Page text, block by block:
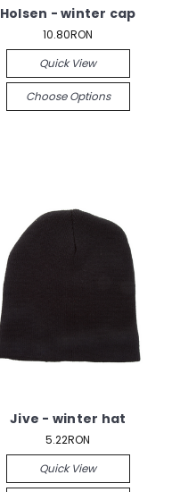
Holsen - winter cap
10.80RON
Quick View
Choose Options
Jive - winter hat
5.22RON
Quick View